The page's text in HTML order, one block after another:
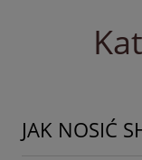
JAK NOSIĆ